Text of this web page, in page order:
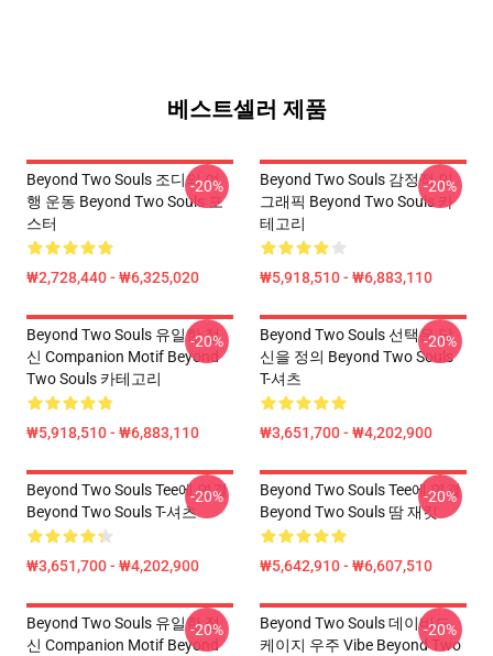
베스트셀러 제품
Beyond Two Souls 조디의 여
행 운동 Beyond Two Souls 포
스터
₩2,728,440 - ₩6,325,020
-20%
Beyond Two Souls 감정적 인
그래픽 Beyond Two Souls 카
테고리
₩5,918,510 - ₩6,883,110
-20%
Beyond Two Souls 유일한 정
신 Companion Motif Beyond
Two Souls 카테고리
₩5,918,510 - ₩6,883,110
-20%
Beyond Two Souls 선택은 당
신을 정의 Beyond Two Souls
T-셔츠
₩3,651,700 - ₩4,202,900
-20%
Beyond Two Souls Tee에 연결
Beyond Two Souls T-셔츠
₩3,651,700 - ₩4,202,900
-20%
Beyond Two Souls Tee에 연결
Beyond Two Souls 땀 재킷
₩5,642,910 - ₩6,607,510
-20%
Beyond Two Souls 유일한 정
신 Companion Motif Beyond
-20%
Beyond Two Souls 데이비드
케이지 우주 Vibe Beyond Two
-20%